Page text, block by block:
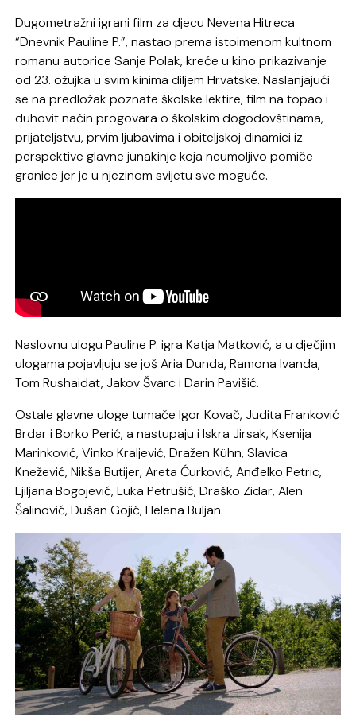
Dugometražni igrani film za djecu Nevena Hitreca
“Dnevnik Pauline P.”, nastao prema istoimenom kultnom
romanu autorice Sanje Polak, kreće u kino prikazivanje
od 23. ožujka u svim kinima diljem Hrvatske. Naslanjajući
se na predložak poznate školske lektire, film na topao i
duhovit način progovara o školskim dogodovštinama,
prijateljstvu, prvim ljubavima i obiteljskoj dinamici iz
perspektive glavne junakinje koja neumoljivo pomiče
granice jer je u njezinom svijetu sve moguće.
Naslovnu ulogu Pauline P. igra Katja Matković, a u dječjim
ulogama pojavljuju se još Aria Dunda, Ramona Ivanda,
Tom Rushaidat, Jakov Švarc i Darin Pavišić.
Ostale glavne uloge tumače Igor Kovač, Judita Franković
Brdar i Borko Perić, a nastupaju i Iskra Jirsak, Ksenija
Marinković, Vinko Kraljević, Dražen Kühn, Slavica
Knežević, Nikša Butijer, Areta Ćurković, Anđelko Petric,
Ljiljana Bogojević, Luka Petrušić, Draško Zidar, Alen
Šalinović, Dušan Gojić, Helena Buljan.